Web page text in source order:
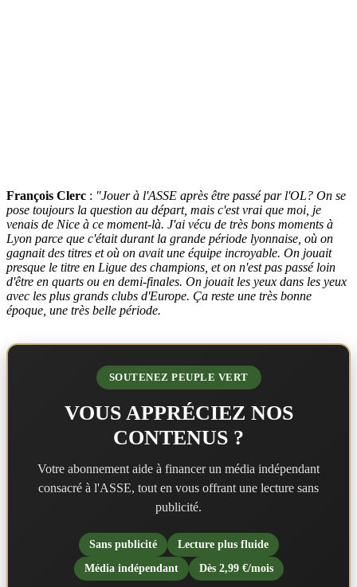
François Clerc : "Jouer à l'ASSE après être passé par l'OL? On se
pose toujours la question au départ, mais c'est vrai que moi, je
venais de Nice à ce moment-là. J'ai vécu de très bons moments à
Lyon parce que c'était durant la grande période lyonnaise, où on
gagnait des titres et où on avait une équipe incroyable. On jouait
presque le titre en Ligue des champions, et on n'est pas passé loin
d'être en quarts ou en demi-finales. On jouait les yeux dans les yeux
avec les plus grands clubs d'Europe. Ça reste une très bonne
époque, une très belle période.
SOUTENEZ PEUPLE VERT
VOUS APPRÉCIEZ NOS
CONTENUS ?
Votre abonnement aide à financer un média indépendant
consacré à l'ASSE, tout en vous offrant une lecture sans
publicité.
Sans publicité
Lecture plus fluide
Média indépendant
Dès 2,99 €/mois